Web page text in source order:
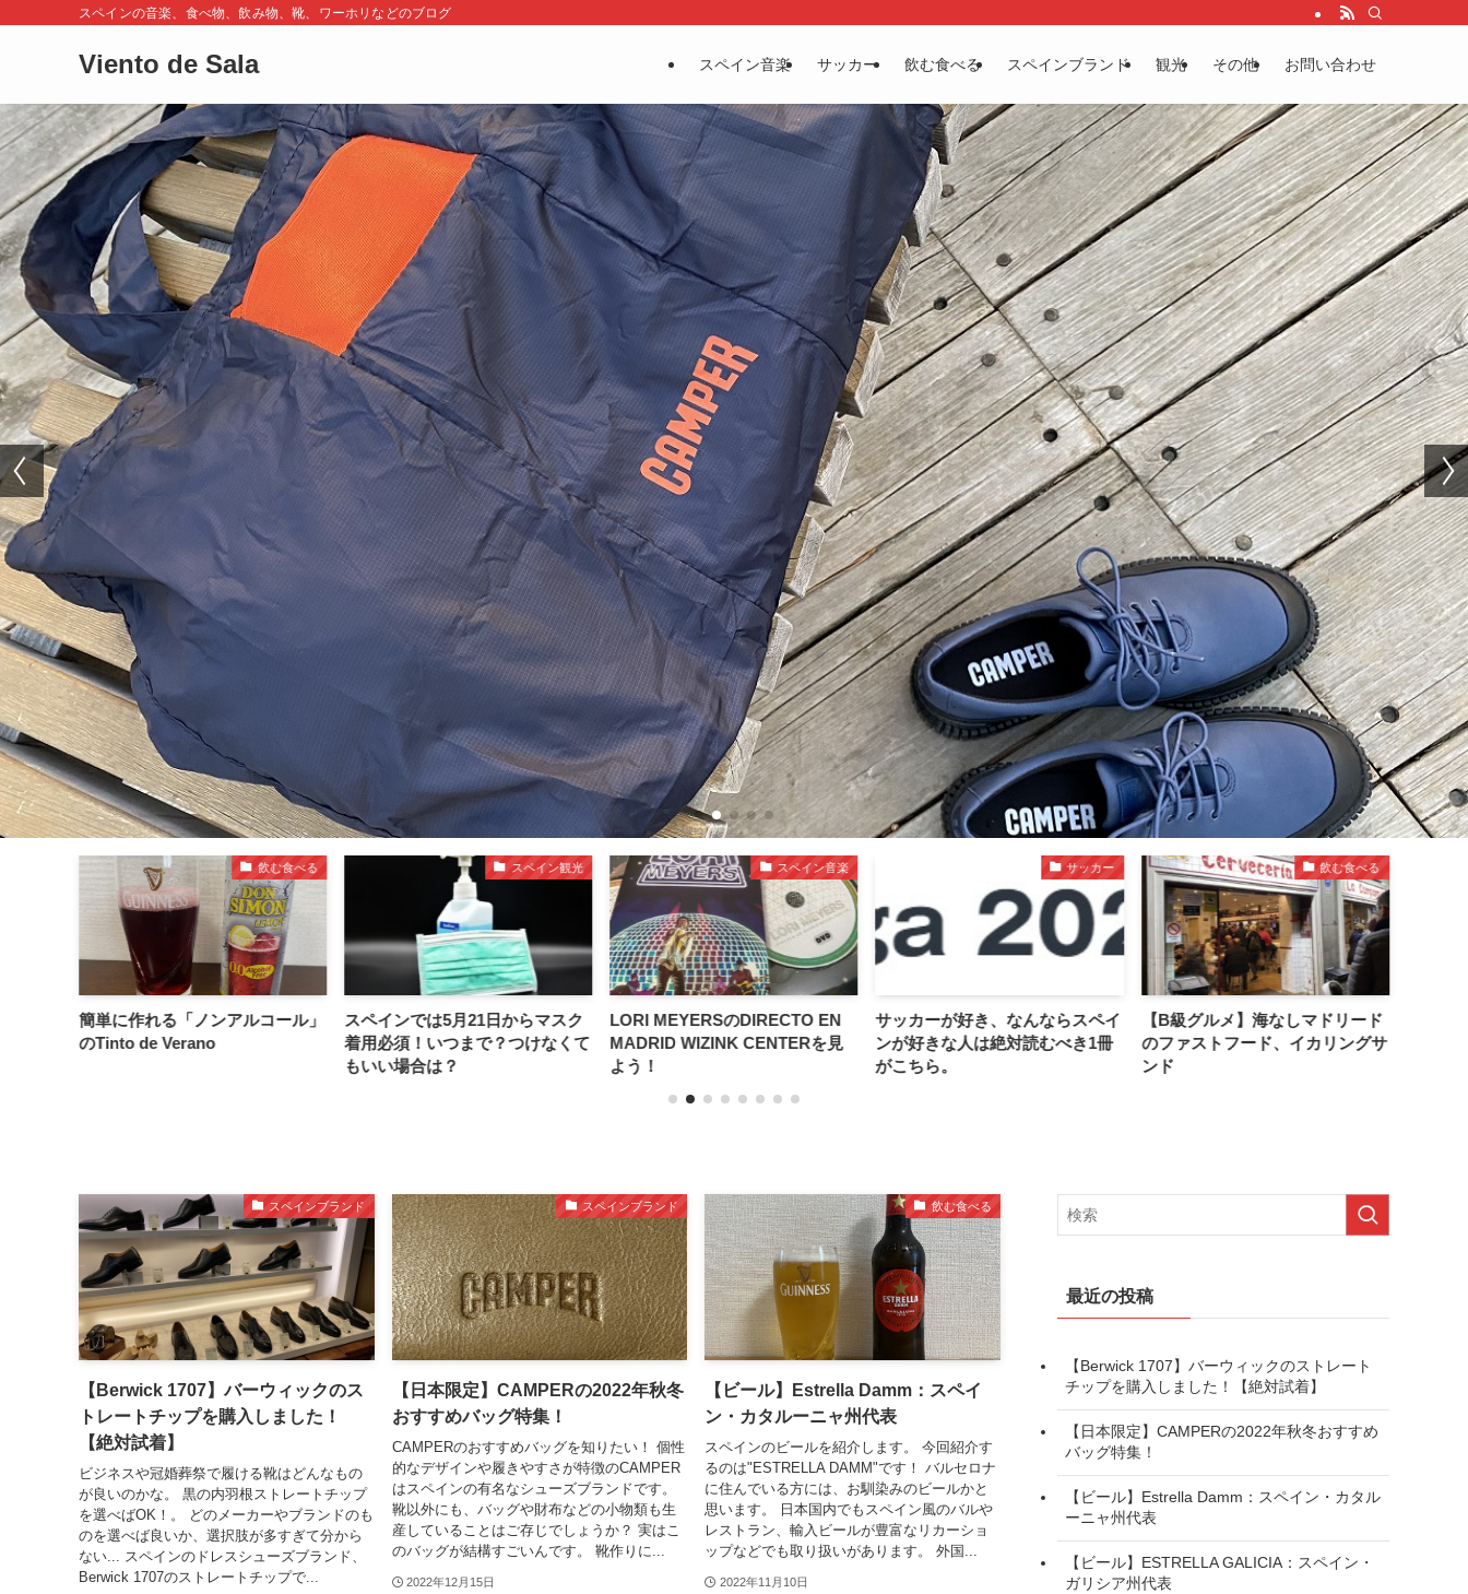
スペインの音楽、食べ物、飲み物、靴、ワーホリなどのブログ
Viento de Sala スペイン音楽 サッカー 飲む食べる スペインブランド 観光 その他 お問い合わせ
飲む食べる
簡単に作れる「ノンアルコール」
のTinto de Verano
スペイン観光
スペインでは5月21日からマスク
着用必須！いつまで？つけなくて
もいい場合は？
スペイン音楽
LORI MEYERSのDIRECTO EN
MADRID WIZINK CENTERを見
よう！
サッカー
サッカーが好き、なんならスペイ
ンが好きな人は絶対読むべき1冊
がこちら。
飲む食べる
【B級グルメ】海なしマドリード
のファストフード、イカリングサ
ンド
スペインブランド
【Berwick 1707】バーウィックのス
トレートチップを購入しました！
【絶対試着】
ビジネスや冠婚葬祭で履ける靴はどんなもの
が良いのかな。 黒の内羽根ストレートチップ
を選べばOK！。 どのメーカーやブランドのも
のを選べば良いか、選択肢が多すぎて分から
ない... スペインのドレスシューズブランド、
Berwick 1707のストレートチップで...
スペインブランド
【日本限定】CAMPERの2022年秋冬
おすすめバッグ特集！
CAMPERのおすすめバッグを知りたい！ 個性
的なデザインや履きやすさが特徴のCAMPER
はスペインの有名なシューズブランドです。
靴以外にも、バッグや財布などの小物類も生
産していることはご存じでしょうか？ 実はこ
のバッグが結構すごいんです。 靴作りに...
2022年12月15日
飲む食べる
【ビール】Estrella Damm：スペイ
ン・カタルーニャ州代表
スペインのビールを紹介します。 今回紹介す
るのは"ESTRELLA DAMM"です！ バルセロナ
に住んでいる方には、お馴染みのビールかと
思います。 日本国内でもスペイン風のバルや
レストラン、輸入ビールが豊富なリカーショ
ップなどでも取り扱いがあります。 外国...
2022年11月10日
最近の投稿
【Berwick 1707】バーウィックのストレート
チップを購入しました！【絶対試着】
【日本限定】CAMPERの2022年秋冬おすすめ
バッグ特集！
【ビール】Estrella Damm：スペイン・カタル
ーニャ州代表
【ビール】ESTRELLA GALICIA：スペイン・
ガリシア州代表